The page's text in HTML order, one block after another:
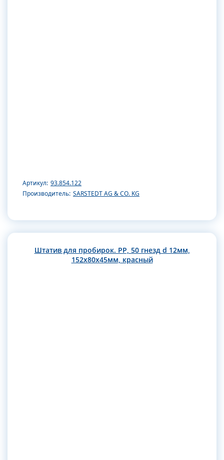
Артикул: 93.854.122
Производитель: SARSTEDT AG & CO. KG
Штатив для пробирок. РР, 50 гнезд d 12мм,
152х80х45мм, красный